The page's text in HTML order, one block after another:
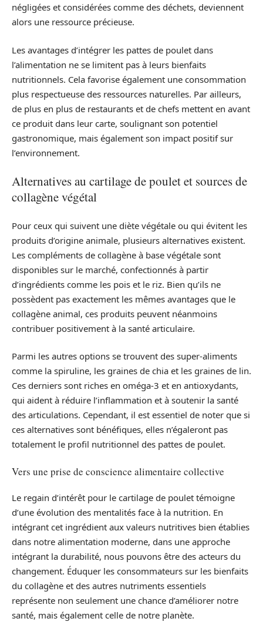
négligées et considérées comme des déchets, deviennent
alors une ressource précieuse.
Les avantages d’intégrer les pattes de poulet dans
l’alimentation ne se limitent pas à leurs bienfaits
nutritionnels. Cela favorise également une consommation
plus respectueuse des ressources naturelles. Par ailleurs,
de plus en plus de restaurants et de chefs mettent en avant
ce produit dans leur carte, soulignant son potentiel
gastronomique, mais également son impact positif sur
l’environnement.
Alternatives au cartilage de poulet et sources de
collagène végétal
Pour ceux qui suivent une diète végétale ou qui évitent les
produits d’origine animale, plusieurs alternatives existent.
Les compléments de collagène à base végétale sont
disponibles sur le marché, confectionnés à partir
d’ingrédients comme les pois et le riz. Bien qu’ils ne
possèdent pas exactement les mêmes avantages que le
collagène animal, ces produits peuvent néanmoins
contribuer positivement à la santé articulaire.
Parmi les autres options se trouvent des super-aliments
comme la spiruline, les graines de chia et les graines de lin.
Ces derniers sont riches en oméga-3 et en antioxydants,
qui aident à réduire l’inflammation et à soutenir la santé
des articulations. Cependant, il est essentiel de noter que si
ces alternatives sont bénéfiques, elles n’égaleront pas
totalement le profil nutritionnel des pattes de poulet.
Vers une prise de conscience alimentaire collective
Le regain d’intérêt pour le cartilage de poulet témoigne
d’une évolution des mentalités face à la nutrition. En
intégrant cet ingrédient aux valeurs nutritives bien établies
dans notre alimentation moderne, dans une approche
intégrant la durabilité, nous pouvons être des acteurs du
changement. Éduquer les consommateurs sur les bienfaits
du collagène et des autres nutriments essentiels
représente non seulement une chance d’améliorer notre
santé, mais également celle de notre planète.